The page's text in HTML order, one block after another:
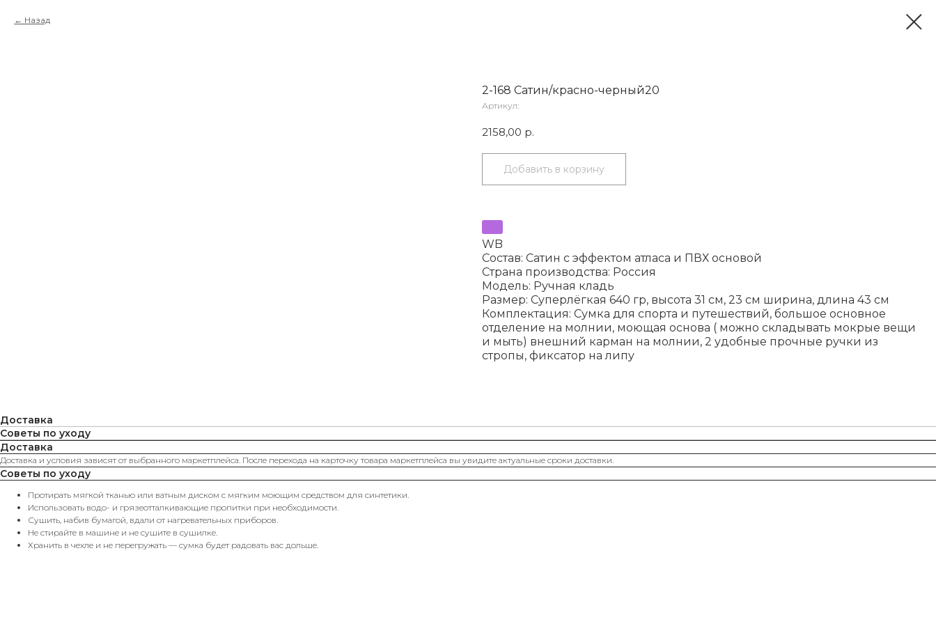
Назад
2-168 Сатин/красно-черный20
Артикул:
2158,00 р.
Добавить в корзину
WB
Состав: Сатин с эффектом атласа и ПВХ основой
Страна производства: Россия
Модель: Ручная кладь
Размер: Суперлёгкая 640 гр, высота 31 см, 23 см ширина, длина 43 см
Комплектация: Сумка для спорта и путешествий, большое основное
отделение на молнии, моющая основа ( можно складывать мокрые вещи
и мыть) внешний карман на молнии, 2 удобные прочные ручки из
стропы, фиксатор на липу
Доставка
Советы по уходу
Доставка
Доставка и условия зависят от выбранного маркетплейса. После перехода на карточку товара маркетплейса вы увидите актуальные сроки доставки.
Советы по уходу
Протирать мягкой тканью или ватным диском с мягким моющим средством для синтетики.
Использовать водо- и грязеотталкивающие пропитки при необходимости.
Сушить, набив бумагой, вдали от нагревательных приборов.
Не стирайте в машине и не сушите в сушилке.
Хранить в чехле и не перегружать — сумка будет радовать вас дольше.